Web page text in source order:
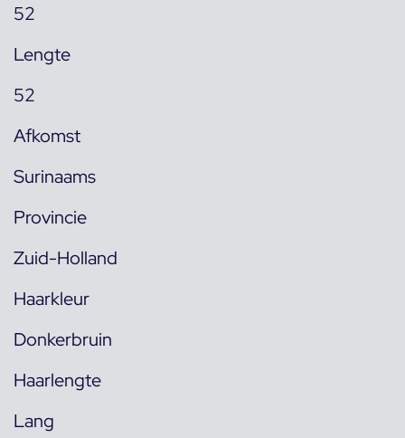
52
Lengte
52
Afkomst
Surinaams
Provincie
Zuid-Holland
Haarkleur
Donkerbruin
Haarlengte
Lang